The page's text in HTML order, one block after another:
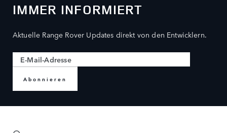
IMMER INFORMIERT
Aktuelle Range Rover Updates direkt von den Entwicklern.
Abonnieren